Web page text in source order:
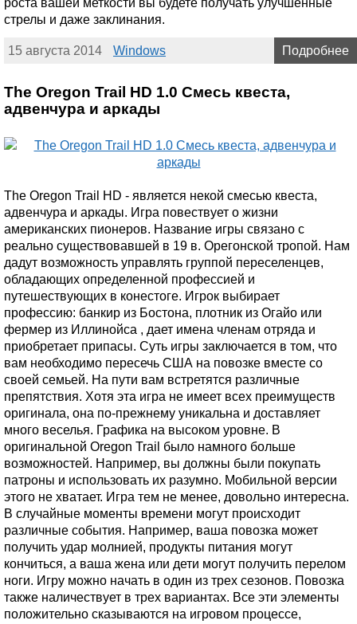
стрелы и даже заклинания.
15 августа 2014 Windows Подробнее
The Oregon Trail HD 1.0 Смесь квеста,
адвенчура и аркады
The Oregon Trail HD - является некой смесью квеста,
адвенчура и аркады. Игра повествует о жизни
американских пионеров. Название игры связано с
реально существовавшей в 19 в. Орегонской тропой. Нам
дадут возможность управлять группой переселенцев,
обладающих определенной профессией и
путешествующих в конестоге. Игрок выбирает
профессию: банкир из Бостона, плотник из Огайо или
фермер из Иллинойса , дает имена членам отряда и
приобретает припасы. Суть игры заключается в том, что
вам необходимо пересечь США на повозке вместе со
своей семьей. На пути вам встретятся различные
препятствия. Хотя эта игра не имеет всех преимуществ
оригинала, она по-прежнему уникальна и доставляет
много веселья. Графика на высоком уровне. В
оригинальной Oregon Trail было намного больше
возможностей. Например, вы должны были покупать
патроны и использовать их разумно. Мобильной версии
этого не хватает. Игра тем не менее, довольно интересна.
В случайные моменты времени могут происходит
различные события. Например, ваша повозка может
получить удар молнией, продукты питания могут
кончиться, а ваша жена или дети могут получить перелом
ноги. Игру можно начать в один из трех сезонов. Повозка
также наличествует в трех вариантах. Все эти элементы
положительно сказываются на игровом процессе,